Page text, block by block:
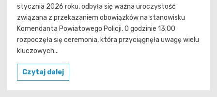
stycznia 2026 roku, odbyła się ważna uroczystość
związana z przekazaniem obowiązków na stanowisku
Komendanta Powiatowego Policji. O godzinie 13:00
rozpoczęła się ceremonia, która przyciągnęła uwagę wielu
kluczowych...
Czytaj dalej